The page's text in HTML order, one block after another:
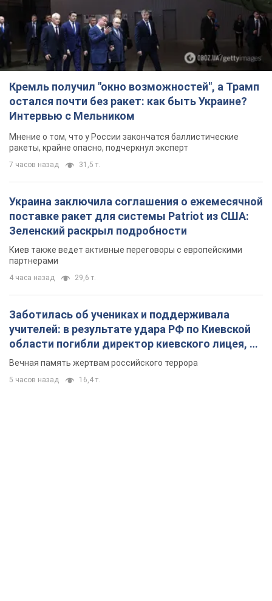
Украина заключила соглашения о ежемесячной
поставке ракет для системы Patriot из США:
Зеленский раскрыл подробности
Киев также ведет активные переговоры с европейскими
партнерами
4 часа назад 29,6 т.
Заботилась об учениках и поддерживала
учителей: в результате удара РФ по Киевской
области погибли директор киевского лицея, её
муж и внук
Вечная память жертвам российского террора
5 часов назад 16,4 т.